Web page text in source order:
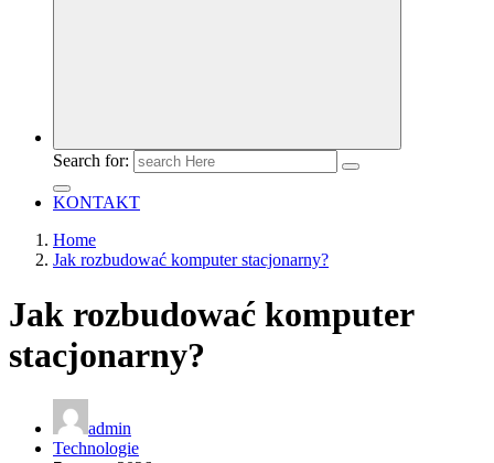
Search for:
KONTAKT
Home
Jak rozbudować komputer stacjonarny?
Jak rozbudować komputer
stacjonarny?
admin
Technologie